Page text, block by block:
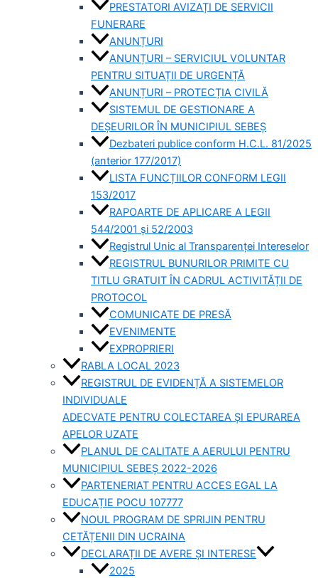
PRESTATORI AVIZAȚI DE SERVICII
FUNERARE
ANUNȚURI
ANUNȚURI – SERVICIUL VOLUNTAR
PENTRU SITUAȚII DE URGENȚĂ
ANUNȚURI – PROTECȚIA CIVILĂ
SISTEMUL DE GESTIONARE A
DEȘEURILOR ÎN MUNICIPIUL SEBEȘ
Dezbateri publice conform H.C.L. 81/2025
(anterior 177/2017)
LISTA FUNCȚIILOR CONFORM LEGII
153/2017
RAPOARTE DE APLICARE A LEGII
544/2001 și 52/2003
Registrul Unic al Transparenței Intereselor
REGISTRUL BUNURILOR PRIMITE CU
TITLU GRATUIT ÎN CADRUL ACTIVITĂȚII DE
PROTOCOL
COMUNICATE DE PRESĂ
EVENIMENTE
EXPROPRIERI
RABLA LOCAL 2023
REGISTRUL DE EVIDENȚĂ A SISTEMELOR
INDIVIDUALE
ADECVATE PENTRU COLECTAREA ȘI EPURAREA
APELOR UZATE
PLANUL DE CALITATE A AERULUI PENTRU
MUNICIPIUL SEBEȘ 2022-2026
PARTENERIAT PENTRU ACCES EGAL LA
EDUCAȚIE POCU 107777
NOUL PROGRAM DE SPRIJIN PENTRU
CETĂȚENII DIN UCRAINA
DECLARAȚII DE AVERE ȘI INTERESE
2025